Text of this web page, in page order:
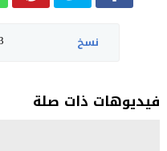
نسخ
فيديوهات ذات صلة